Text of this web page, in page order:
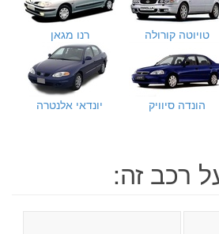
טויוטה קורולה רנו מגאן
הונדה סיוויק יונדאי אלנטרה
רכב זה: